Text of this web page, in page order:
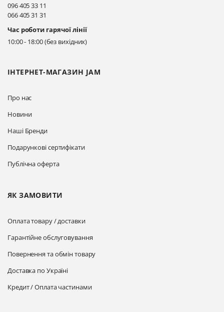
Київ, вул. Драгоманова 31-д
Прокласти маршрут
ІНТЕРНЕТ-МАГАЗИН JAM
Про нас
Новини
Наші Бренди
Подарункові сертифікати
Публічна оферта
ЯК ЗАМОВИТИ
Оплата товару / доставки
Гарантійне обслуговування
Повернення та обмін товару
Доставка по Україні
Кредит / Оплата частинами
096 405 33 11
066 405 31 31
Час роботи гарячої лінії
10:00 - 18:00 (без вихідних)